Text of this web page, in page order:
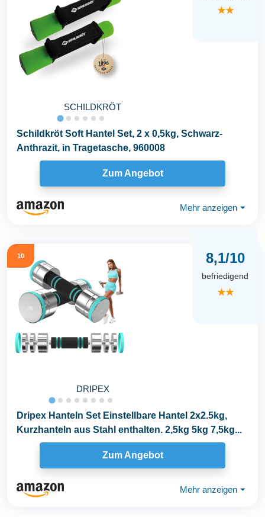
SCHILDKRÖT
★★
Schildkröt Soft Hantel Set, 2 x 0,5kg, Schwarz-
Anthrazit, in Tragetasche, 960008
Zum Angebot
Mehr anzeigen ⏷
10
DRIPEX
8,1/10
befriedigend
★★
Dripex Hanteln Set Einstellbare Hantel 2x2.5kg,
Kurzhanteln aus Stahl enthalten. 2,5kg 5kg 7,5kg...
Zum Angebot
Mehr anzeigen ⏷